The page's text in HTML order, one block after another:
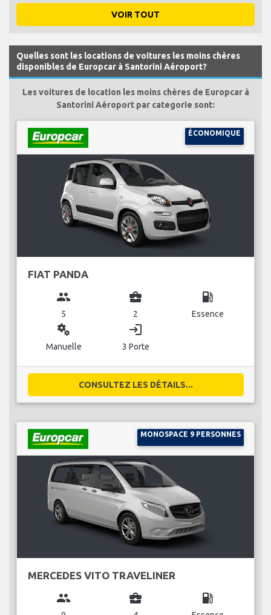
VOIR TOUT
Quelles sont les locations de voitures les moins chères
disponibles de Europcar à Santorini Aéroport?
Les voitures de location les moins chères de Europcar à
Santorini Aéroport par categorie sont:
ÉCONOMIQUE
FIAT PANDA
group
5
business_center
2
local_gas_station
Essence
miscellaneous_services
Manuelle
login
3 Porte
CONSULTEZ LES DÉTAILS...
MONOSPACE 9 PERSONNES
MERCEDES VITO TRAVELINER
group business_center local_gas_station